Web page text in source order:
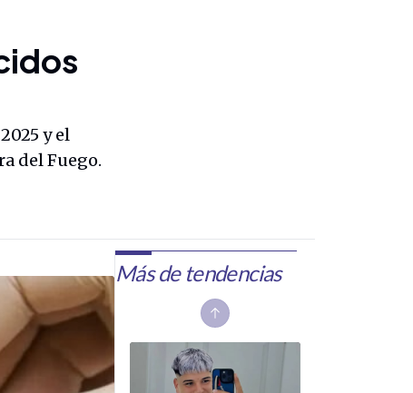
y el
del Fuego.
Más de tendencias
Previous slide